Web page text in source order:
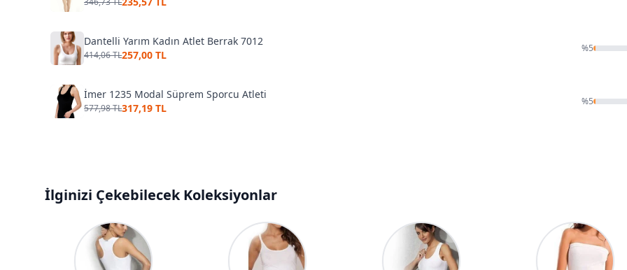
Dantelli Yarım Kadın Atlet Berrak 7012
414,06 TL257,00 TL
%5
İmer 1235 Modal Süprem Sporcu Atleti
577,98 TL317,19 TL
%5
İlginizi Çekebilecek Koleksiyonlar